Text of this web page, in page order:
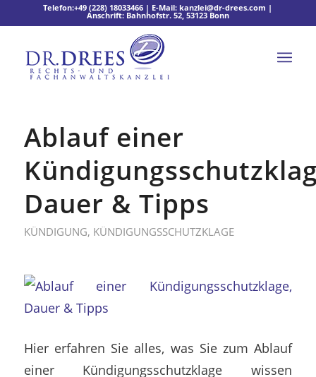
Telefon:+49 (228) 18033466 | E-Mail:kanzlei@dr-drees.com |
Anschrift: Bahnhofstr. 52, 53123 Bonn
Ablauf einer
Dauer & Tipps
KÜNDIGUNG, KÜNDIGUNGSSCHUTZKLAGE
Hier erfahren Sie alles, was Sie zum Ablauf
einer Kündigungsschutzklage wissen